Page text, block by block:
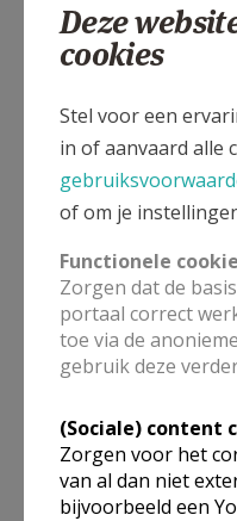
Gepubliceerd door
Parochie Sint-
Meer
Deze
cookies
Stel voor een
in of aanvaard alle
of om je
Functionele
Zorgen dat de
portaal correct
toe via de
gebruik deze
(Sociale) content
Zorgen voor het
van al dan niet
bijvoorbeeld een